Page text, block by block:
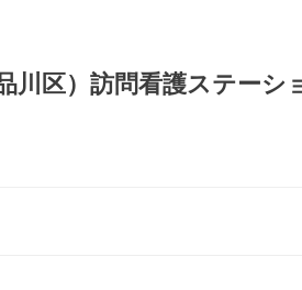
川区）訪問看護ステーシ